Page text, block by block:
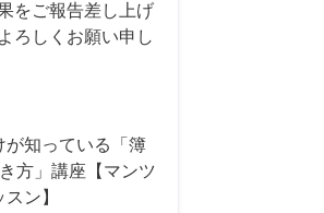
をご報告差し上げ
ろしくお願い申し
が知っている「簿
方」講座【マンツ
ン】